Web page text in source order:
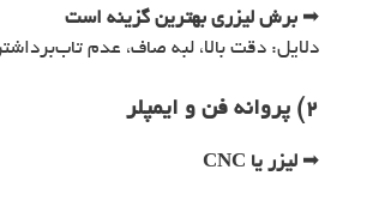
➡ برش لیزری بهترین گزینه است
دلایل: دقت بالا، لبه صاف، عدم
۲) پروانه فن و ایمپلر
➡ لیزر یا CNC